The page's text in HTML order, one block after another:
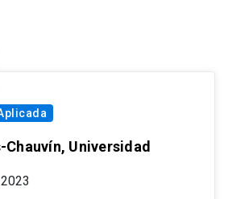
Universidad